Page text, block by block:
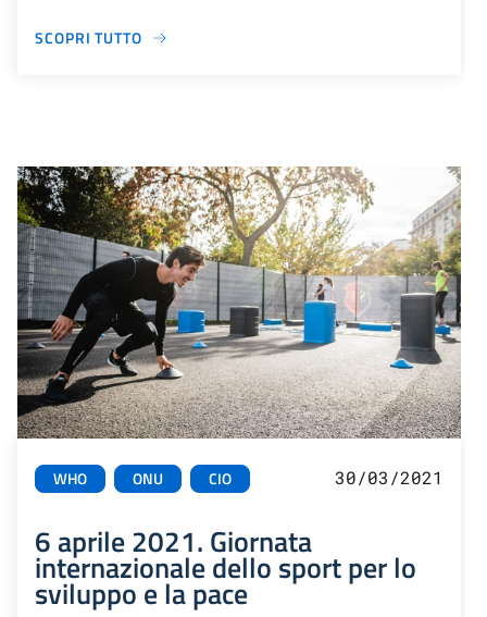
SCOPRI TUTTO
WHO ONU CIO 30/03/2021
6 aprile 2021. Giornata
internazionale dello sport per lo
sviluppo e la pace